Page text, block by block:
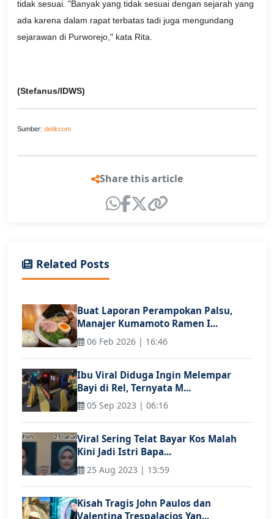
tidak sesuai. "Banyak yang tidak sesuai dengan sejarah yang
ada karena dalam rapat terbatas tadi juga mengundang
sejarawan di Purworejo," kata Rita.
(Stefanus/IDWS)
Sumber: detikcom
Share this article
Related Posts
Buat Laporan Perampokan Palsu,
Manajer Kumamoto Ramen I...
06 Feb 2026 | 16:46
Ibu Viral Diduga Ingin Melempar
Bayi di Rel, Ternyata M...
05 Sep 2023 | 06:16
Viral Sering Telat Bayar Kos Malah
Kini Jadi Istri Bapa...
25 Aug 2023 | 13:59
Kisah Tragis John Paulos dan
Valentina Trespalacios Yan...